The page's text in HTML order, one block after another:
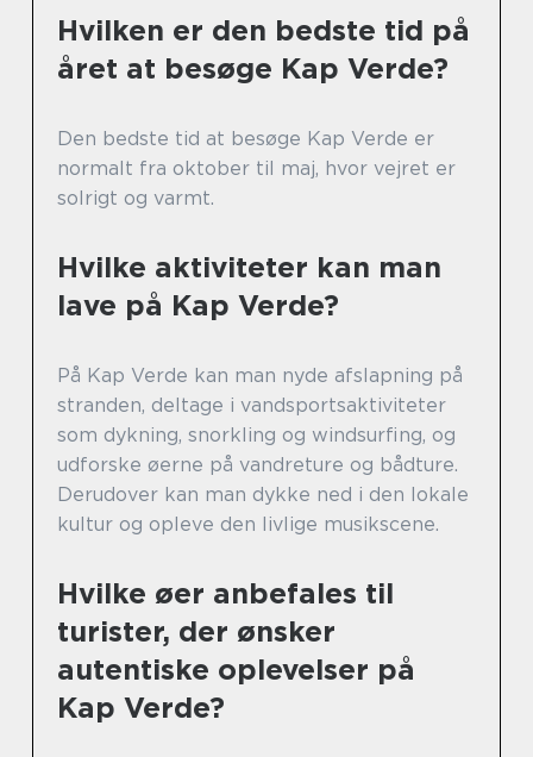
Hvilken er den bedste tid på
året at besøge Kap Verde?
Den bedste tid at besøge Kap Verde er
normalt fra oktober til maj, hvor vejret er
solrigt og varmt.
Hvilke aktiviteter kan man
lave på Kap Verde?
På Kap Verde kan man nyde afslapning på
stranden, deltage i vandsportsaktiviteter
som dykning, snorkling og windsurfing, og
udforske øerne på vandreture og bådture.
Derudover kan man dykke ned i den lokale
kultur og opleve den livlige musikscene.
Hvilke øer anbefales til
turister, der ønsker
autentiske oplevelser på
Kap Verde?